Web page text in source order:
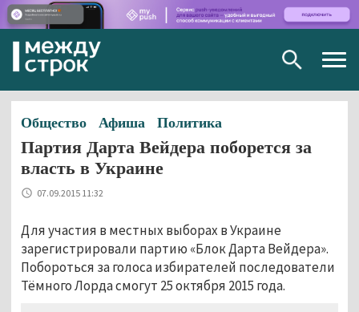
Общество Афиша Политика
Партия Дарта Вейдера поборется за
власть в Украине
07.09.2015 11:32
Для участия в местных выборах в Украине
зарегистрировали партию «Блок Дарта Вейдера».
Побороться за голоса избирателей последователи
Тёмного Лорда смогут 25 октября 2015 года.